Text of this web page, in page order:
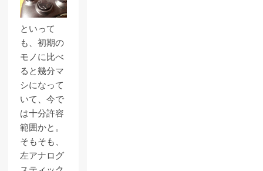
といって
も、初期の
モノに比べ
ると幾分マ
シになって
いて、今で
は十分許容
範囲かと。
そもそも、
左アナログ